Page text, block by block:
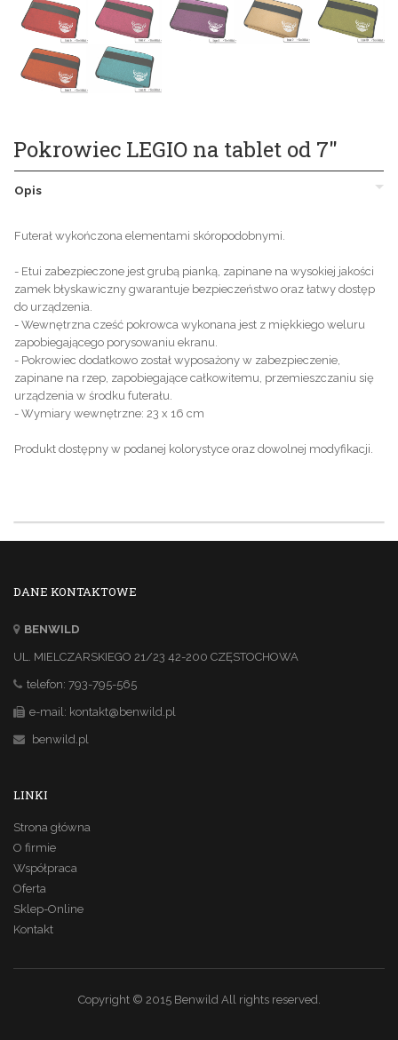
Pokrowiec LEGIO na tablet od 7"
Opis
Futerał wykończona elementami skóropodobnymi.
- Etui zabezpieczone jest grubą pianką, zapinane na wysokiej jakości
zamek błyskawiczny gwarantuje bezpieczeństwo oraz łatwy dostęp
do urządzenia.
- Wewnętrzna cześć pokrowca wykonana jest z miękkiego weluru
zapobiegającego porysowaniu ekranu.
- Pokrowiec dodatkowo został wyposażony w zabezpieczenie,
zapinane na rzep, zapobiegające całkowitemu, przemieszczaniu się
urządzenia w środku futerału.
- Wymiary wewnętrzne: 23 x 16 cm
Produkt dostępny w podanej kolorystyce oraz dowolnej modyfikacji.
DANE KONTAKTOWE
BENWILD
UL. MIELCZARSKIEGO 21/23 42-200 CZĘSTOCHOWA
telefon: 793-795-565
e-mail: kontakt@benwild.pl
benwild.pl
LINKI
Strona główna
O firmie
Współpraca
Oferta
Sklep-Online
Kontakt
Copyright © 2015 Benwild All rights reserved.